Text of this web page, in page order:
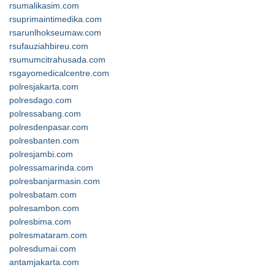
rsumalikasim.com
rsuprimaintimedika.com
rsarunlhokseumaw.com
rsufauziahbireu.com
rsumumcitrahusada.com
rsgayomedicalcentre.com
polresjakarta.com
polresdago.com
polressabang.com
polresdenpasar.com
polresbanten.com
polresjambi.com
polressamarinda.com
polresbanjarmasin.com
polresbatam.com
polresambon.com
polresbima.com
polresmataram.com
polresdumai.com
antamjakarta.com